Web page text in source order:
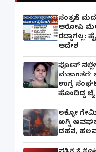
ಸಂತ್ರಸ್ತೆಗೆ
ಆರೋಪಿ
ರದ್ದಾಗಲ್ಲ:
ಆದೇಶ
ಫೋನ್
ಮತಾಂತರ:
ಉಗ್ರ
ಹೊಂದಿದ್ದ
ಲಕ್ನೋ
ಅಗ್ನಿ
ದಹನ,